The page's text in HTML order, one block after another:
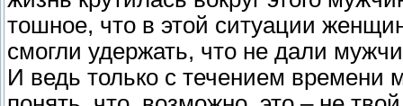
тошное, что в этой ситуации
смогли удержать, что не дали
И ведь только с течением времени